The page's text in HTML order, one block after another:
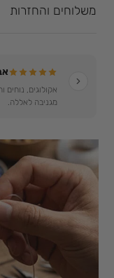
משלוחים והחזרות
אקולוגים,
מגניבה לאללה.